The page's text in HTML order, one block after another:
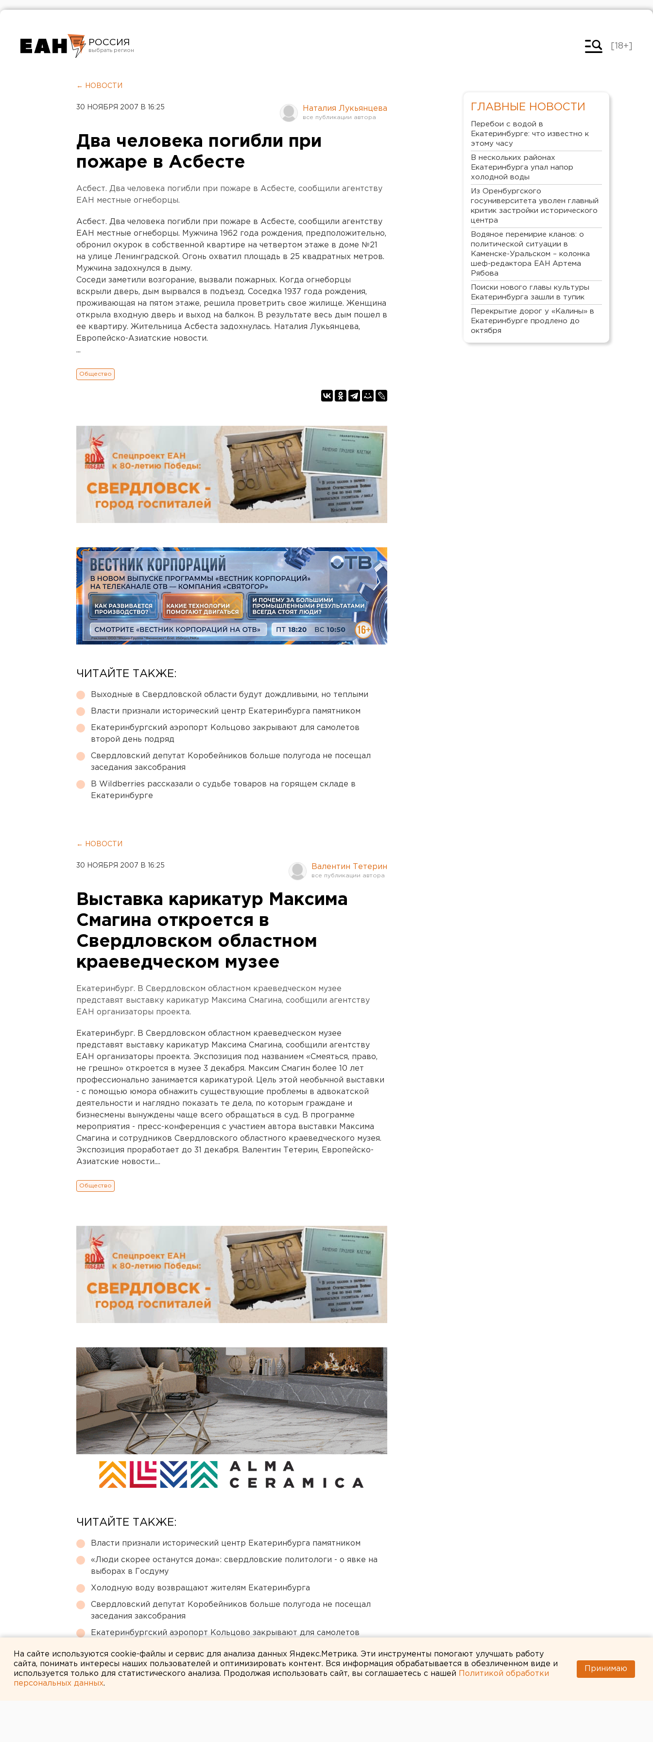
РОССИЯ
Челябинск
[18+]
← НОВОСТИ
30 НОЯБРЯ 2007 В 16:25 Наталия Лукьянцева
Два человека погибли при
пожаре в Асбесте
Асбест. Два человека погибли при пожаре в Асбесте, сообщили агентству
ЕАН местные огнеборцы.
Асбест. Два человека погибли при пожаре в Асбесте, сообщили агентству
ЕАН местные огнеборцы. Мужчина 1962 года рождения, предположительно,
обронил окурок в собственной квартире на четвертом этаже в доме №21
на улице Ленинградской. Огонь охватил площадь в 25 квадратных метров.
Мужчина задохнулся в дыму.
Соседи заметили возгорание, вызвали пожарных. Когда огнеборцы
вскрыли дверь, дым вырвался в подъезд. Соседка 1937 года рождения,
проживающая на пятом этаже, решила проветрить свое жилище. Женщина
открыла входную дверь и выход на балкон. В результате весь дым пошел в
ее квартиру. Жительница Асбеста задохнулась. Наталия Лукьянцева,
Европейско-Азиатские новости.
...
Общество
ЧИТАЙТЕ ТАКЖЕ:
Выходные в Свердловской области будут дождливыми, но теплыми
Власти признали исторический центр Екатеринбурга памятником
Екатеринбургский аэропорт Кольцово закрывают для самолетов
второй день подряд
Свердловский депутат Коробейников больше полугода не посещал
заседания заксобрания
В Wildberries рассказали о судьбе товаров на горящем складе в
Екатеринбурге
← НОВОСТИ
30 НОЯБРЯ 2007 В 16:25 Валентин Тетерин
Выставка карикатур Максима
Смагина откроется в
Свердловском областном
краеведческом музее
Екатеринбург. В Свердловском областном краеведческом музее
представят выставку карикатур Максима Смагина, сообщили агентству
ЕАН организаторы проекта.
Екатеринбург. В Свердловском областном краеведческом музее
представят выставку карикатур Максима Смагина, сообщили агентству
ЕАН организаторы проекта. Экспозиция под названием «Смеяться, право,
не грешно» откроется в музее 3 декабря. Максим Смагин более 10 лет
профессионально занимается карикатурой. Цель этой необычной выставки
- с помощью юмора обнажить существующие проблемы в адвокатской
деятельности и наглядно показать те дела, по которым граждане и
бизнесмены вынуждены чаще всего обращаться в суд. В программе
мероприятия - пресс-конференция с участием автора выставки Максима
Смагина и сотрудников Свердловского областного краеведческого музея.
Экспозиция проработает до 31 декабря. Валентин Тетерин, Европейско-
Азиатские новости....
Общество
ЧИТАЙТЕ ТАКЖЕ:
Власти признали исторический центр Екатеринбурга памятником
«Люди скорее останутся дома»: свердловские политологи - о явке на
выборах в Госдуму
Холодную воду возвращают жителям Екатеринбурга
Свердловский депутат Коробейников больше полугода не посещал
заседания заксобрания
Екатеринбургский аэропорт Кольцово закрывают для самолетов
ГЛАВНЫЕ НОВОСТИ
Перебои с водой в
Екатеринбурге: что известно к
этому часу
В нескольких районах
Екатеринбурга упал напор
холодной воды
Из Оренбургского
госуниверситета уволен главный
критик застройки исторического
центра
Водяное перемирие кланов: о
политической ситуации в
Каменске-Уральском – колонка
шеф-редактора ЕАН Артема
Рябова
Поиски нового главы культуры
Екатеринбурга зашли в тупик
Перекрытие дорог у «Калины» в
Екатеринбурге продлено до
октября
На сайте используются cookie-файлы и сервис для анализа данных Яндекс.Метрика. Эти инструменты помогают улучшать работу
сайта, понимать интересы наших пользователей и оптимизировать контент. Вся информация обрабатывается в обезличенном виде и
используется только для статистического анализа. Продолжая использовать сайт, вы соглашаетесь с нашей
Политикой обработки
персональных данных.
Принимаю